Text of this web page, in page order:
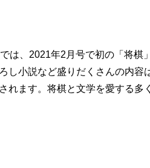
は、2021年2月号で初の「将棋
し小説など盛りだくさんの内容
れます。将棋と文学を愛する多